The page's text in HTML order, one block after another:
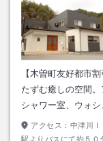
【木曽町友好都市
たずむ癒しの空間
シャワー室、ウォ
アクセス： 中津川
駅よりバスにて約５０